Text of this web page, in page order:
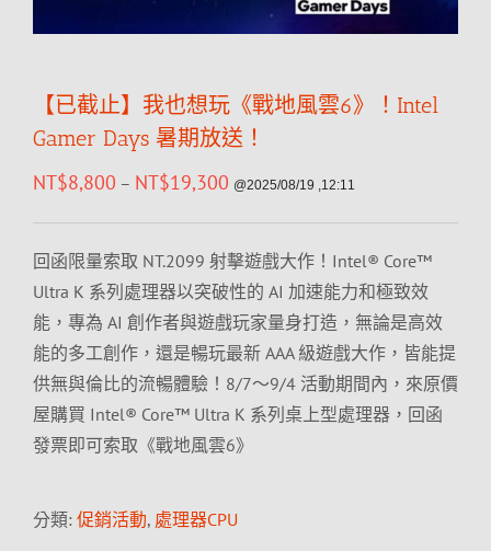
【已截止】我也想玩《戰地風雲6》！Intel
Gamer Days 暑期放送！
NT$8,800 – NT$19,300 @2025/08/19 ,12:11
回函限量索取 NT.2099 射擊遊戲大作！Intel® Core™
Ultra K 系列處理器以突破性的 AI 加速能力和極致效
能，專為 AI 創作者與遊戲玩家量身打造，無論是高效
能的多工創作，還是暢玩最新 AAA 級遊戲大作，皆能提
供無與倫比的流暢體驗！8/7～9/4 活動期間內，來原價
屋購買 Intel® Core™ Ultra K 系列桌上型處理器，回函
發票即可索取《戰地風雲6》
分類: 促銷活動, 處理器CPU